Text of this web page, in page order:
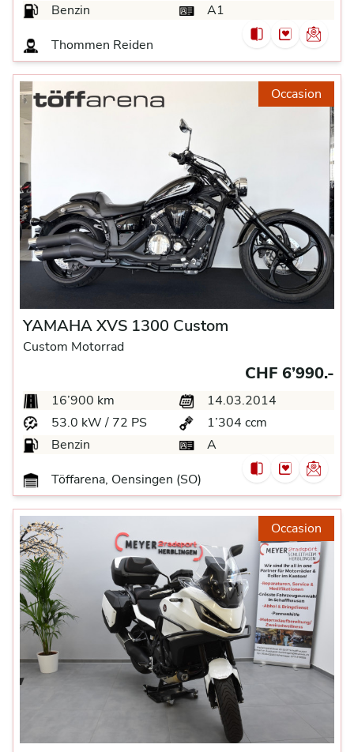
Benzin
A1
Thommen Reiden
Occasion
YAMAHA XVS 1300 Custom
Custom Motorrad
CHF 6’990.-
16’900 km
14.03.2014
53.0 kW / 72 PS
1’304 ccm
Benzin
A
Töffarena, Oensingen (SO)
Occasion